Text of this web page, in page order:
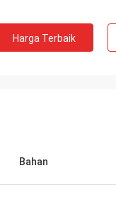
Harga Terbaik
Bahan